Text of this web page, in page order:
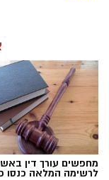
מחפשים עורך דין
לרשימה המלאה כנסו